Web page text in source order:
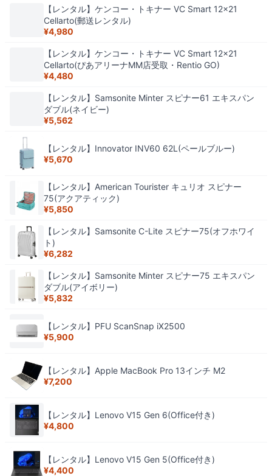
【レンタル】ケンコー・トキナー VC Smart 12x21
Cellarto(郵送レンタル)
¥4,980
【レンタル】ケンコー・トキナー VC Smart 12x21
Cellarto(ぴあアリーナMM店受取・Rentio GO)
¥4,480
【レンタル】Samsonite Minter スピナー61 エキスパン
ダブル(ネイビー)
¥5,562
【レンタル】Innovator INV60 62L(ペールブルー)
¥5,670
【レンタル】American Tourister キュリオ スピナー
75(アクアティック)
¥5,850
【レンタル】Samsonite C-Lite スピナー75(オフホワイ
ト)
¥6,282
【レンタル】Samsonite Minter スピナー75 エキスパン
ダブル(アイボリー)
¥5,832
【レンタル】PFU ScanSnap iX2500
¥5,900
【レンタル】Apple MacBook Pro 13インチ M2
¥7,200
【レンタル】Lenovo V15 Gen 6(Office付き)
¥4,800
【レンタル】Lenovo V15 Gen 5(Office付き)
¥4,400